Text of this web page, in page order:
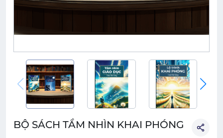
BỘ SÁCH TẦM NHÌN KHAI PHÓNG